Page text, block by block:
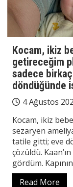
Kocam, ikiz
getireceğim
sadece
döndüğünde
4 Ağustos
Kocam, ikiz
sezaryen
tatile gitti; eve
çözüldü.
gördüm.
Read More